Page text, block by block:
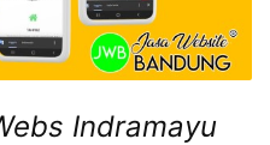
Indramayu